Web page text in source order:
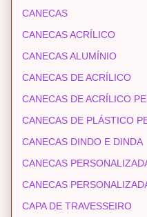
CANECAS
CANECAS ACRÍLICO
CANECAS ALUMÍNIO
CANECAS DE ACRÍLICO
CANECAS DE ACRÍLICO
CANECAS DE PLÁSTICO
CANECAS DINDO E DINDA
CANECAS
CANECAS
CAPA DE TRAVESSEIRO